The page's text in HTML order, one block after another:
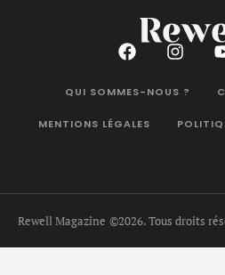
QUI SOMMES-NOUS ?
MENTIONS LÉGALES
Rewell Magazine ©2026. Tous droits